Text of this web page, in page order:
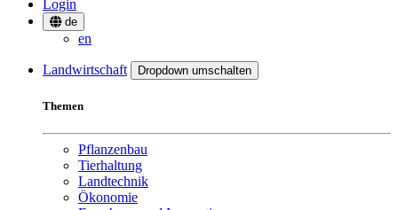
Login
de
en
Landwirtschaft Dropdown umschalten
Themen
Pflanzenbau
Tierhaltung
Landtechnik
Ökonomie